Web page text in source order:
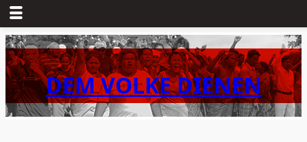
Zum
Inhalt
springenDEM VOLKE DIENEN